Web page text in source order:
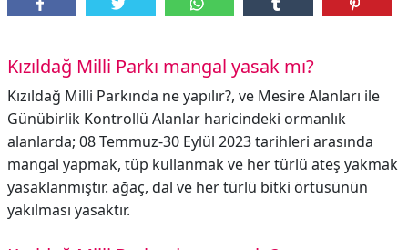
Kızıldağ Milli Parkı mangal yasak mı?
Kızıldağ Milli Parkında ne yapılır?, ve Mesire Alanları ile
Günübirlik Kontrollü Alanlar haricindeki ormanlık
alanlarda; 08 Temmuz-30 Eylül 2023 tarihleri arasında
mangal yapmak, tüp kullanmak ve her türlü ateş yakmak
yasaklanmıştır. ağaç, dal ve her türlü bitki örtüsünün
yakılması yasaktır.